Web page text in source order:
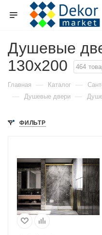
Душевые
130x200
464
Главная — Каталог —
— Душевые двери —
ФИЛЬТР